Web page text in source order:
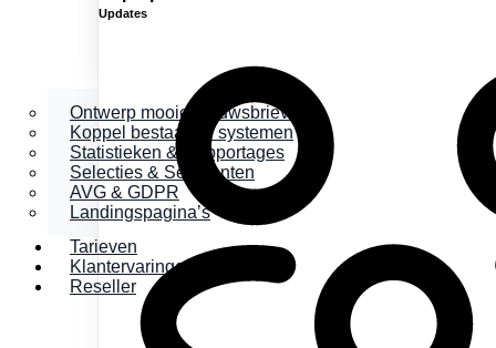
Updates
Ontwerp mooie nieuwsbrieven
Koppel bestaande systemen
Statistieken & Rapportages
Selecties & Segmenten
AVG & GDPR
Landingspagina’s
Tarieven
Klantervaringen
Reseller